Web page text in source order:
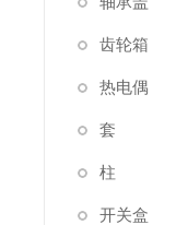
齿轮箱
热电偶
套
柱
开关盒